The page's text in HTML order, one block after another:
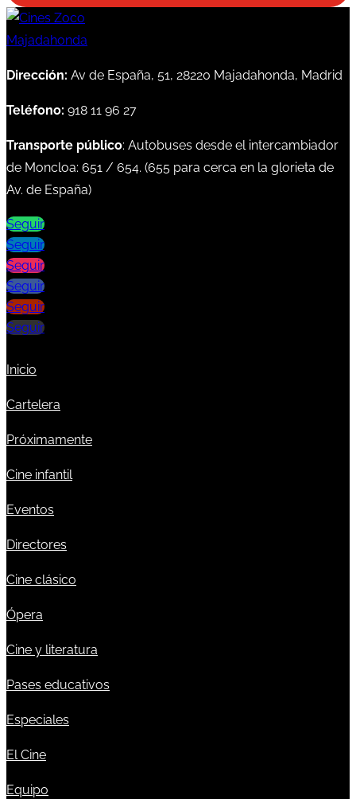
Dirección: Av de España, 51, 28220 Majadahonda, Madrid
Teléfono: 918 11 96 27
Transporte público: Autobuses desde el intercambiador
de Moncloa: 651 / 654. (655 para cerca en la glorieta de
Av. de España)
Seguir
Seguir
Seguir
Seguir
Seguir
Seguir
Inicio
Cartelera
Próximamente
Cine infantil
Eventos
Directores
Cine clásico
Ópera
Cine y literatura
Pases educativos
Especiales
El Cine
Equipo